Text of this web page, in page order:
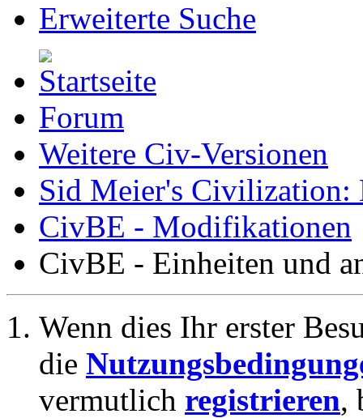
Erweiterte Suche
Forum
Weitere Civ-Versionen
Sid Meier's Civilization:
CivBE - Modifikationen
CivBE - Einheiten und
Wenn dies Ihr erster
die
vermutlich registrieren,